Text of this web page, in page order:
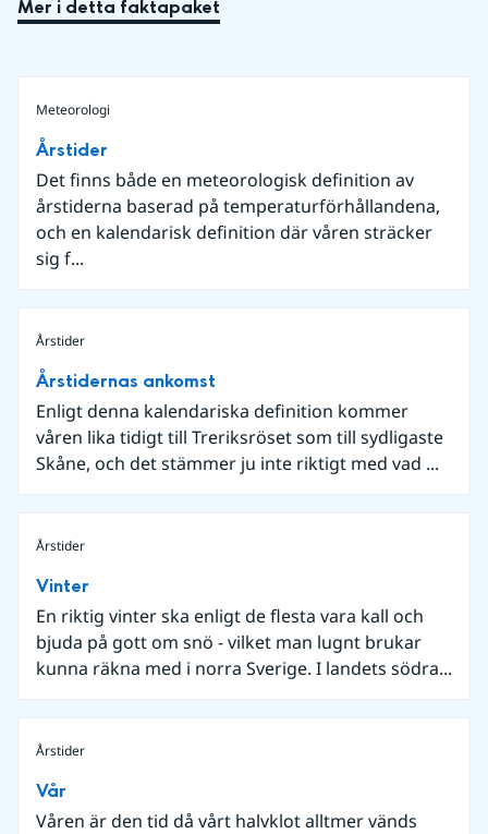
Mer i detta faktapaket
Meteorologi
Årstider
Det finns både en meteorologisk definition av
årstiderna baserad på temperaturförhållandena,
och en kalendarisk definition där våren sträcker
sig f...
Årstider
Årstidernas ankomst
Enligt denna kalendariska definition kommer
våren lika tidigt till Treriksröset som till sydligaste
Skåne, och det stämmer ju inte riktigt med vad ...
Årstider
Vinter
En riktig vinter ska enligt de flesta vara kall och
bjuda på gott om snö - vilket man lugnt brukar
kunna räkna med i norra Sverige. I landets södra...
Årstider
Vår
Våren är den tid då vårt halvklot alltmer vänds